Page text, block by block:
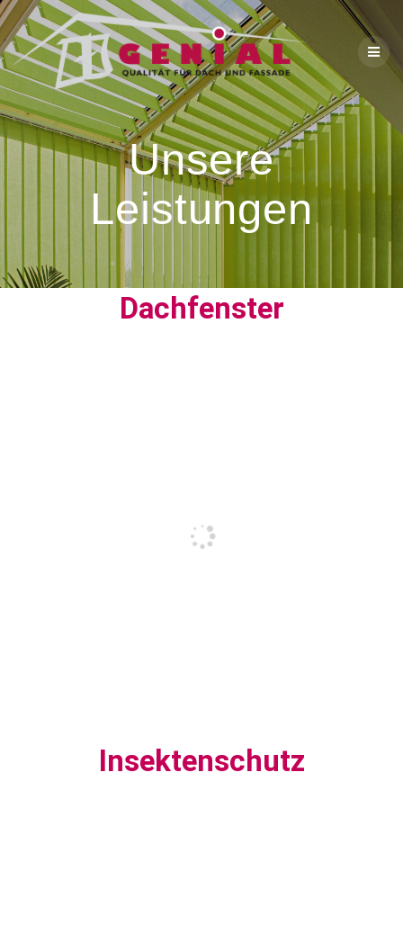
Unsere
Leistungen
Dachfenster
Insektenschutz